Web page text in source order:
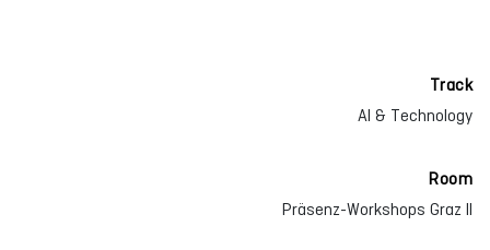
Track
AI & Technology
Room
Präsenz-Workshops Graz II